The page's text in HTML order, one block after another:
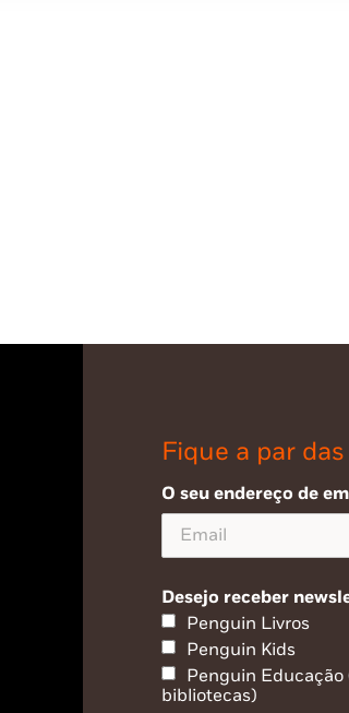
Fique a par
O seu endereço de
Desejo receber
Penguin Livros
Penguin Kids
Penguin
bibliotecas)